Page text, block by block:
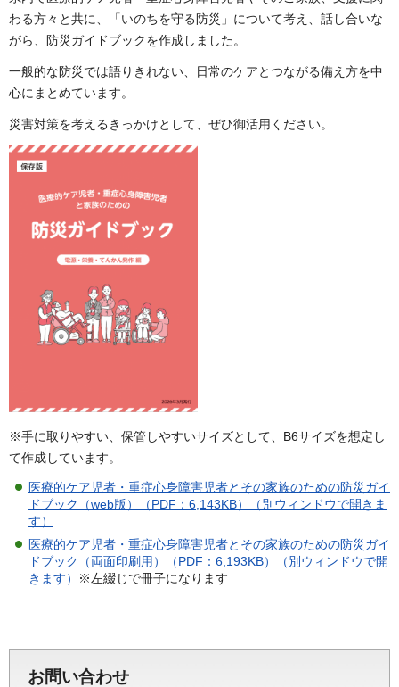
わる方々と共に、「いのちを守る防災」について考え、話し合いな
がら、防災ガイドブックを作成しました。
一般的な防災では語りきれない、日常のケアとつながる備え方を中
心にまとめています。
災害対策を考えるきっかけとして、ぜひ御活用ください。
※手に取りやすい、保管しやすいサイズとして、B6サイズを想定し
て作成しています。
医療的ケア児者・重症心身障害児者とその家族のための防災ガイ
ドブック（web版）（PDF：6,143KB）（別ウィンドウで開きま
す）
医療的ケア児者・重症心身障害児者とその家族のための防災ガイ
ドブック（両面印刷用）（PDF：6,193KB）（別ウィンドウで開
きます）
※左綴じで冊子になります
お問い合わせ